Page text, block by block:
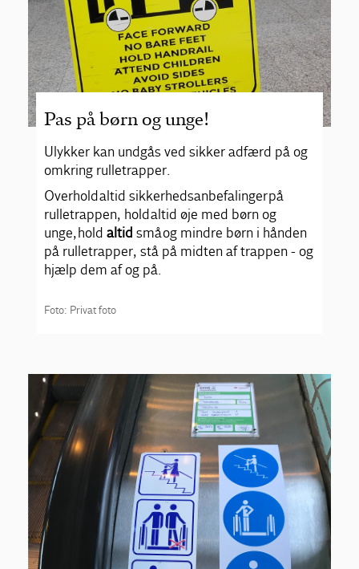
Pas på børn og unge!
Ulykker kan undgås ved sikker adfærd på og
omkring rulletrapper.
Overhold altid sikkerhedsanbefalinger på
rulletrappen, hold altid øje med børn og
unge, hold altid små og mindre børn i hånden
på rulletrapper, stå på midten af trappen - og
hjælp dem af og på.
Foto: Privat foto